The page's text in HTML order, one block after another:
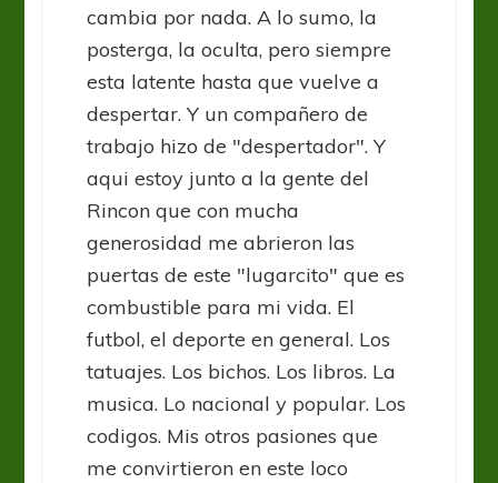
cambia por nada. A lo sumo, la
posterga, la oculta, pero siempre
esta latente hasta que vuelve a
despertar. Y un compañero de
trabajo hizo de "despertador". Y
aqui estoy junto a la gente del
Rincon que con mucha
generosidad me abrieron las
puertas de este "lugarcito" que es
combustible para mi vida. El
futbol, el deporte en general. Los
tatuajes. Los bichos. Los libros. La
musica. Lo nacional y popular. Los
codigos. Mis otros pasiones que
me convirtieron en este loco